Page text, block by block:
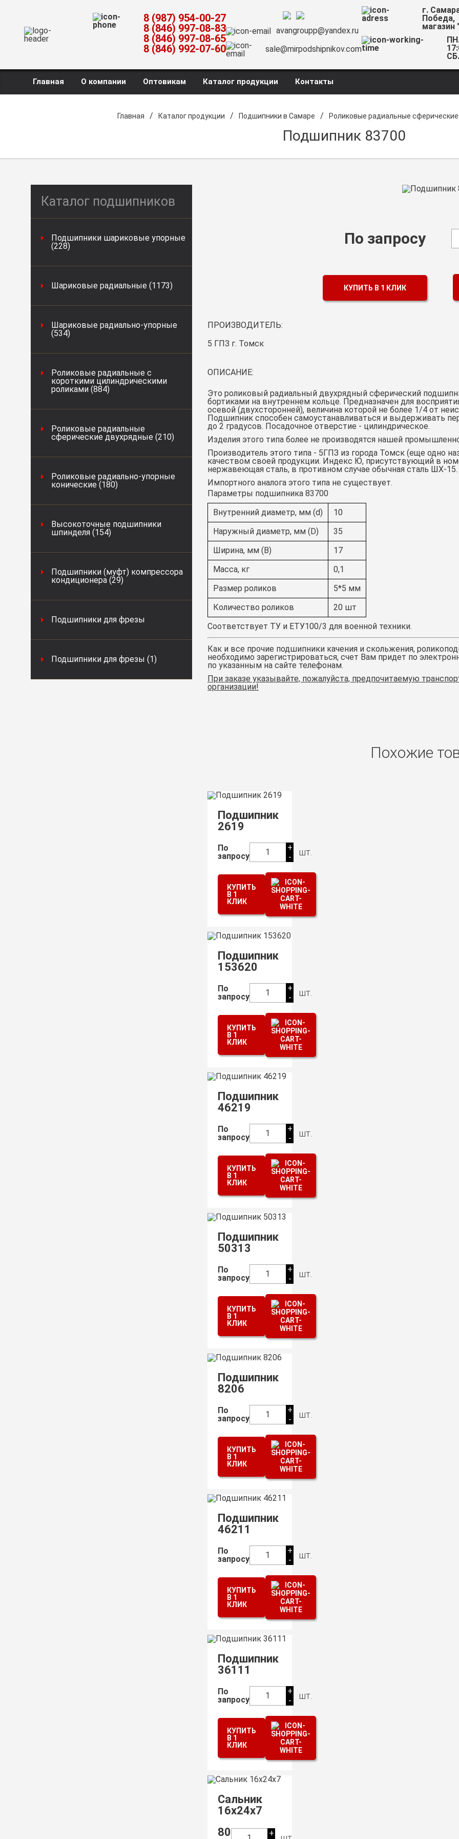
8 (987) 954-00-27
8 (846) 997-08-83
8 (846) 997-08-65
8 (846) 992-07-60
avangroupp@yandex.ru
sale@mirpodshipnikov.com
г.
Победа,
Главная О компании Оптовикам Каталог продукции Контакты
Главная / Каталог продукции / Подшипники в Самаре / Роликовые радиальные
Подшипник 83700
Каталог подшипников
Подшипники шариковые упорные
(228)
Шариковые радиальные (1173)
Шариковые радиально-упорные
(534)
Роликовые радиальные с
короткими цилиндрическими
роликами (884)
Роликовые радиальные
сферические двухрядные (210)
Роликовые радиально-упорные
конические (180)
Высокоточные подшипники
шпинделя (154)
Подшипники (муфт) компрессора
кондиционера (29)
Подшипники для фрезы
Подшипники для фрезы (1)
По запросу
КУПИТЬ В 1 КЛИК
ПРОИЗВОДИТЕЛЬ:
5 ГПЗ г. Томск
ОПИСАНИЕ:
Это роликовый радиальный двухрядный сферический
бортиками на внутреннем кольце. Предназначен для
осевой (двухсторонней), величина которой не более 1/4 от
Подшипник способен самоустанавливаться и выдерживать
до 2 градусов. Посадочное отверстие - цилиндрическое.
Изделия этого типа более не производятся нашей
Производитель этого типа - 5ГПЗ из города Томск (еще одно
качеством своей продукции. Индекс Ю, присутствующий в
нержавеющая сталь, в противном случае обычная сталь ШХ-15.
Импортного аналога этого типа не существует.
Параметры подшипника 83700
Внутренний диаметр, мм (d)
10
Наружный диаметр, мм (D)
35
Ширина, мм (B)
17
Масса, кг
0,1
Размер роликов
5*5 мм
Количество роликов
20 шт
Соответствует ТУ и ЕТУ100/3 для военной техники.
Как и все прочие подшипники качения и скольжения,
необходимо зарегистрироваться, счет Вам придет по
по указанным на сайте телефонам.
При заказе указывайте, пожалуйста, предпочитаемую
организации!
Похожие
Подшипник
2619
По
запросу
1
+
-
шт.
КУПИТЬ
В 1
КЛИК
Подшипник
153620
По
запросу
1
+
-
шт.
КУПИТЬ
В 1
КЛИК
Подшипник
46219
По
запросу
1
+
-
шт.
КУПИТЬ
В 1
КЛИК
Подшипник
50313
По
запросу
1
+
-
шт.
КУПИТЬ
В 1
КЛИК
Подшипник
8206
По
запросу
1
+
-
шт.
КУПИТЬ
В 1
КЛИК
Подшипник
46211
По
запросу
1
+
-
шт.
КУПИТЬ
В 1
КЛИК
Подшипник
36111
По
запросу
1
+
-
шт.
КУПИТЬ
В 1
КЛИК
Сальник
16х24х7
80
+